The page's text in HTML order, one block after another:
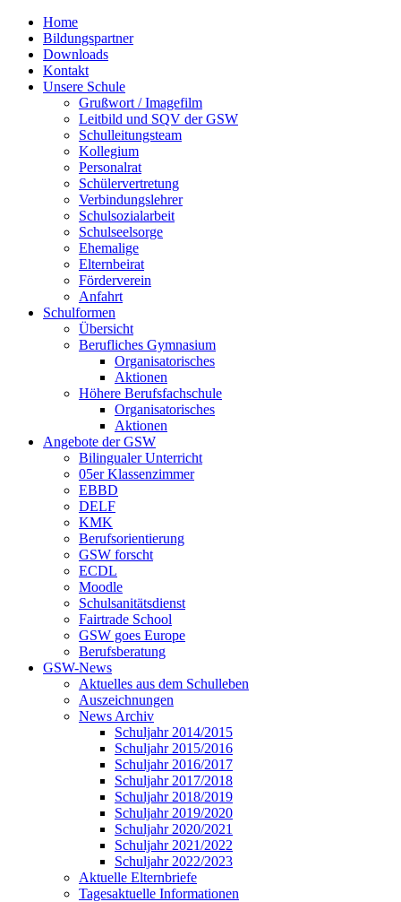
Home
Bildungspartner
Downloads
Kontakt
Unsere Schule
Grußwort / Imagefilm
Leitbild und SQV der GSW
Schulleitungsteam
Kollegium
Personalrat
Schülervertretung
Verbindungslehrer
Schulsozialarbeit
Schulseelsorge
Ehemalige
Elternbeirat
Förderverein
Anfahrt
Schulformen
Übersicht
Berufliches Gymnasium
Organisatorisches
Aktionen
Höhere Berufsfachschule
Organisatorisches
Aktionen
Angebote der GSW
Bilingualer Unterricht
05er Klassenzimmer
EBBD
DELF
KMK
Berufsorientierung
GSW forscht
ECDL
Moodle
Schulsanitätsdienst
Fairtrade School
GSW goes Europe
Berufsberatung
GSW-News
Aktuelles aus dem Schulleben
Auszeichnungen
News Archiv
Schuljahr 2014/2015
Schuljahr 2015/2016
Schuljahr 2016/2017
Schuljahr 2017/2018
Schuljahr 2018/2019
Schuljahr 2019/2020
Schuljahr 2020/2021
Schuljahr 2021/2022
Schuljahr 2022/2023
Aktuelle Elternbriefe
Tagesaktuelle Informationen